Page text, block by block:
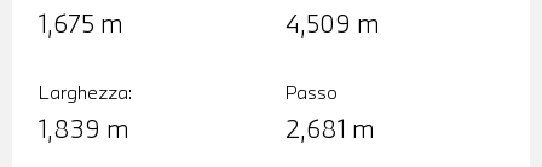
1,675 m 4,509 m
Larghezza:
1,839 m
Passo
2,681 m